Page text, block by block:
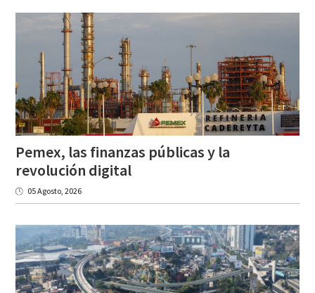
Pemex, las finanzas públicas y la
revolución digital
05 Agosto, 2026